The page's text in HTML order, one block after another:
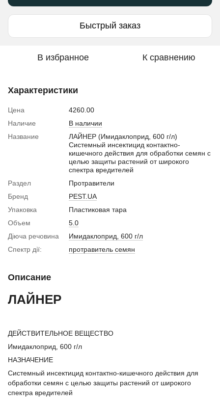
Быстрый заказ
В избранное К сравнению
Характеристики
Цена
4260.00
Наличие
В наличии
Название
ЛАЙНЕР (Имидаклоприд, 600 г/л)
Системный инсектицид контактно-
кишечного действия для обработки семян с
целью защиты растений от широкого
спектра вредителей
Раздел
Протравители
Бренд
PEST.UA
Упаковка
Пластиковая тара
Объем
5.0
Діюча речовина
Имидаклоприд, 600 г/л
Спектр дії:
протравитель семян
Описание
ЛАЙНЕР
ДЕЙСТВИТЕЛЬНОЕ ВЕЩЕСТВО
Имидаклоприд, 600 г/л
НАЗНАЧЕНИЕ
Системный инсектицид контактно-кишечного действия для
обработки семян с целью защиты растений от широкого
спектра вредителей